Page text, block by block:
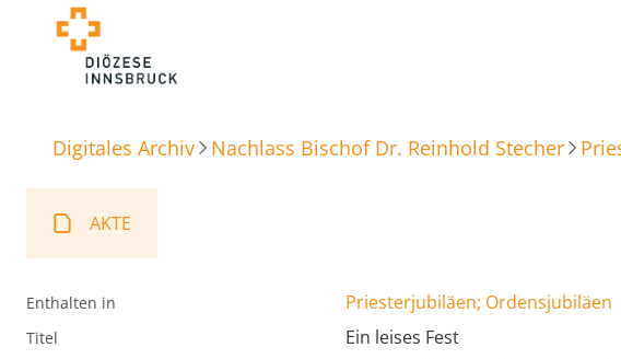
Digitales Archiv Nachlass Bischof Dr. Reinhold Stecher
AKTE
Enthalten in Priesterjubiläen; Ordensjubiläen
Titel Ein leises Fest